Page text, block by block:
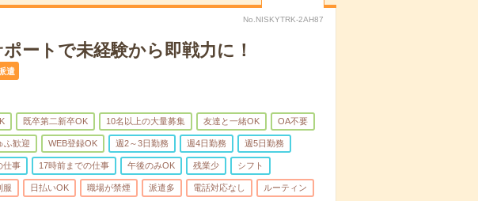
No.NISKYTRK-2AH87
ートで未経験から即戦力に！
遣
既卒第二新卒OK 10名以上の大量募集 友達と一緒OK OA不要
ふ歓迎 WEB登録OK 週2～3日勤務 週4日勤務 週5日勤務
仕事 17時前までの仕事 午後のみOK 残業少 シフト
服 日払いOK 職場が禁煙 派遣多 電話対応なし ルーティン